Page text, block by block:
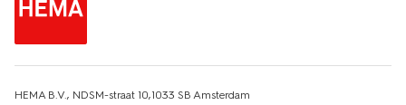
HEMA B.V., NDSM-straat 10,1033 SB Amsterdam